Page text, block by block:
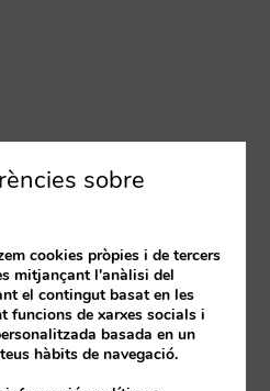
sobre
cookies pròpies i de tercers
mitjançant l'anàlisi del
el contingut basat en les
funcions de xarxes socials i
basada en un
hàbits de navegació.